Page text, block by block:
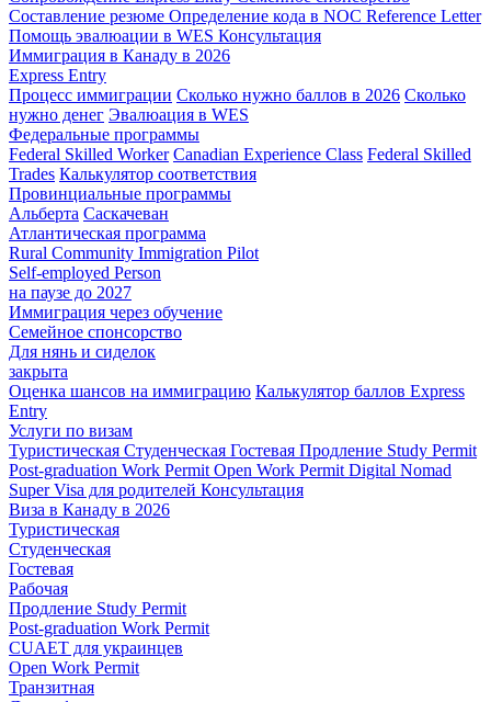
Составление резюме Определение кода в NOC Reference Letter
Помощь эвалюации в WES Консультация
Иммиграция в Канаду в 2026
Express Entry
Процесс иммиграции Сколько нужно баллов в 2026 Сколько
нужно денег Эвалюация в WES
Федеральные программы
Federal Skilled Worker Canadian Experience Class Federal Skilled
Trades Калькулятор соответствия
Провинциальные программы
Альберта Саскачеван
Атлантическая программа
Rural Community Immigration Pilot
Self-employed Person
на паузе до 2027
Иммиграция через обучение
Семейное спонсорство
Для нянь и сиделок
закрыта
Оценка шансов на иммиграцию Калькулятор баллов Express
Entry
Услуги по визам
Туристическая Студенческая Гостевая Продление Study Permit
Post-graduation Work Permit Open Work Permit Digital Nomad
Super Visa для родителей Консультация
Виза в Канаду в 2026
Туристическая
Студенческая
Гостевая
Рабочая
Продление Study Permit
Post-graduation Work Permit
CUAET для украинцев
Open Work Permit
Транзитная